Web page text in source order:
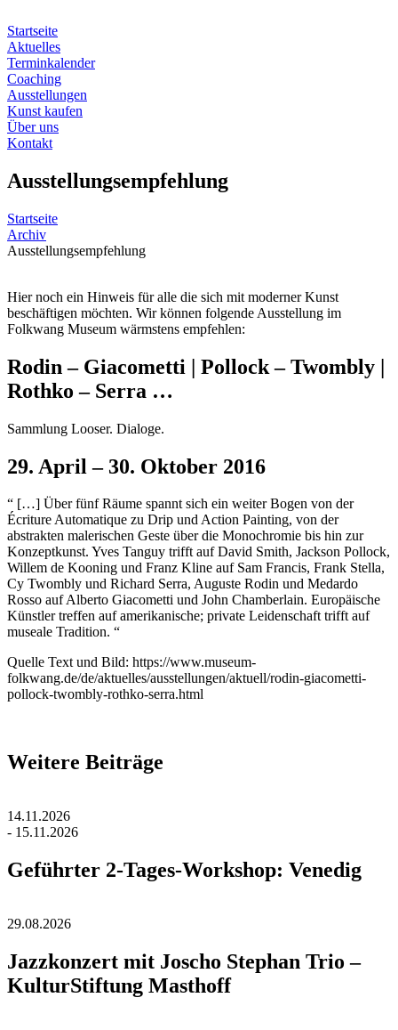
Inhalt
springen
Startseite
Aktuelles
Terminkalender
Coaching
Ausstellungen
Kunst kaufen
Über uns
Kontakt
Ausstellungsempfehlung
Startseite
Archiv
Ausstellungsempfehlung
Hier noch ein Hinweis für alle die sich mit moderner Kunst
beschäftigen möchten. Wir können folgende Ausstellung im
Folkwang Museum wärmstens empfehlen:
Rodin – Giacometti | Pollock – Twombly |
Rothko – Serra …
Sammlung Looser. Dialoge.
29. April – 30. Oktober 2016
“ […] Über fünf Räume spannt sich ein weiter Bogen von der
Écriture Automatique zu Drip und Action Painting, von der
abstrakten malerischen Geste über die Monochromie bis hin zur
Konzeptkunst. Yves Tanguy trifft auf David Smith, Jackson Pollock,
Willem de Kooning und Franz Kline auf Sam Francis, Frank Stella,
Cy Twombly und Richard Serra, Auguste Rodin und Medardo
Rosso auf Alberto Giacometti und John Chamberlain. Europäische
Künstler treffen auf amerikanische; private Leidenschaft trifft auf
museale Tradition. “
Quelle Text und Bild: https://www.museum-
folkwang.de/de/aktuelles/ausstellungen/aktuell/rodin-giacometti-
pollock-twombly-rothko-serra.html
Weitere Beiträge
14.11.2026
- 15.11.2026
Geführter 2-Tages-Workshop: Venedig
29.08.2026
Jazzkonzert mit Joscho Stephan Trio –
KulturStiftung Masthoff